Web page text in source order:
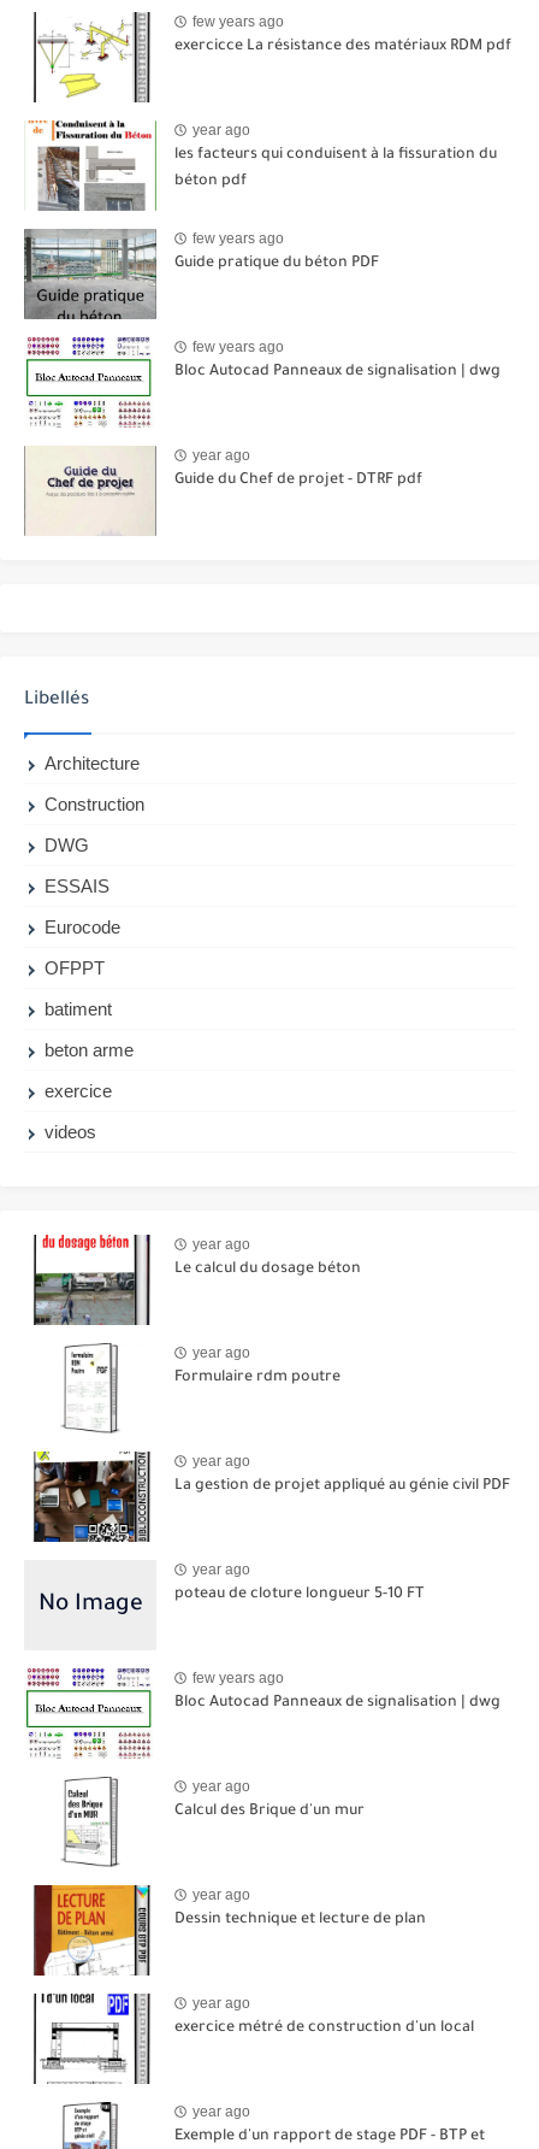
few years ago
exercicce La résistance des matériaux RDM pdf
year ago
les facteurs qui conduisent à la fissuration du
béton pdf
few years ago
Guide pratique du béton PDF
few years ago
Bloc Autocad Panneaux de signalisation | dwg
year ago
Guide du Chef de projet - DTRF pdf
Libellés
Architecture
Construction
DWG
ESSAIS
Eurocode
OFPPT
batiment
beton arme
exercice
videos
year ago
Le calcul du dosage béton
year ago
Formulaire rdm poutre
year ago
La gestion de projet appliqué au génie civil PDF
year ago
poteau de cloture longueur 5-10 FT
few years ago
Bloc Autocad Panneaux de signalisation | dwg
year ago
Calcul des Brique d'un mur
year ago
Dessin technique et lecture de plan
year ago
exercice métré de construction d'un local
year ago
Exemple d'un rapport de stage PDF - BTP et